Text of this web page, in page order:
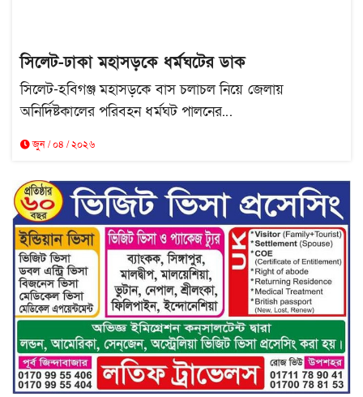
সিলেট-ঢাকা মহাসড়কে ধর্মঘটের ডাক
সিলেট-হবিগঞ্জ মহাসড়কে বাস চলাচল নিয়ে জেলায়
অনির্দিষ্টকালের পরিবহন ধর্মঘট পালনের...
জুন / ০৪ / ২০২৬